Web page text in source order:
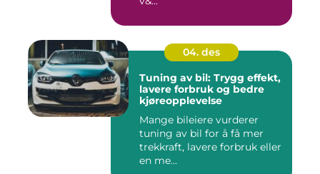
04. des
Tuning av bil: Trygg effekt,
lavere forbruk og bedre
kjøreopplevelse
Mange bileiere vurderer
tuning av bil for å få mer
trekkraft, lavere forbruk eller
en me...